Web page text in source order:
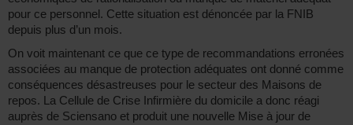
pour ce personnel. Cette situation est dénoncée par la FNIB
depuis plus d’un mois.
On voit maintenant ce que ce type de recommandations erronées
associées au manque de protection adéquates ont donné comme
conséquences désastreuses pour le secteur des Maisons de
repos. La Cellule de Crise Infirmière du domicile a donc réagi
auprès de Sciensano et produit une nouvelle Mise à jour de